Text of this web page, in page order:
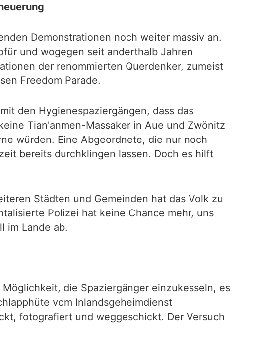
Demonstrationen noch weiter massiv an.
und wogegen seit anderthalb Jahren
der renommierten Querdenker, zumeist
Freedom Parade.
den Hygienespaziergängen, dass das
Tian'anmen-Massaker in Aue und Zwönitz
würden. Eine Abgeordnete, die nur noch
bereits durchklingen lassen. Doch es hilft
Städten und Gemeinden hat das Volk zu
Polizei hat keine Chance mehr, uns
im Lande ab.
die Spaziergänger einzukesseln, es
vom Inlandsgeheimdienst
fotografiert und weggeschickt. Der Versuch